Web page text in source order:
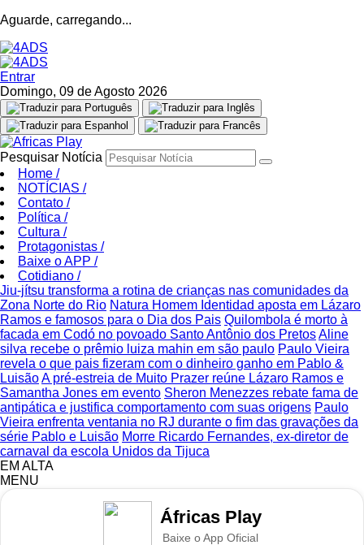
Aguarde, carregando...
Entrar
Domingo, 09 de Agosto 2026
Pesquisar Notícia
Home /
NOTÍCIAS /
Contato /
Política /
Cultura /
Protagonistas /
Baixe o APP /
Cotidiano /
Jiu-jítsu transforma a rotina de crianças nas comunidades da
Zona Norte do Rio Natura Homem Identidad aposta em Lázaro
Ramos e famosos para o Dia dos Pais Quilombola é morto à
facada em Codó no povoado Santo Antônio dos PretosAline
silva recebe o prêmio luiza mahin em são paulo Paulo Vieira
revela o que pais fizeram com o dinheiro ganho em Pablo &
LuisãoA pré-estreia de Muito Prazer reúne Lázaro Ramos e
Samantha Jones em evento Sheron Menezzes rebate fama de
antipática e justifica comportamento com suas origens Paulo
Vieira enfrenta ventania no RJ durante o fim das gravações da
série Pablo e Luisão Morre Ricardo Fernandes, ex-diretor de
carnaval da escola Unidos da Tijuca
EM ALTA
MENU
Áfricas Play
Baixe o App Oficial